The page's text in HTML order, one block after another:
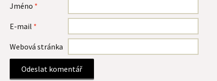
Jméno *
E-mail *
Webová stránka